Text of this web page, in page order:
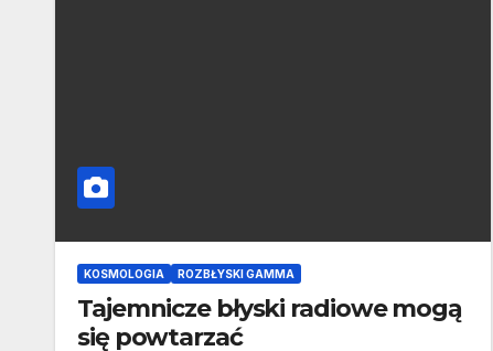
KOSMOLOGIA ROZBŁYSKI GAMMA
Tajemnicze błyski radiowe mogą
się powtarzać